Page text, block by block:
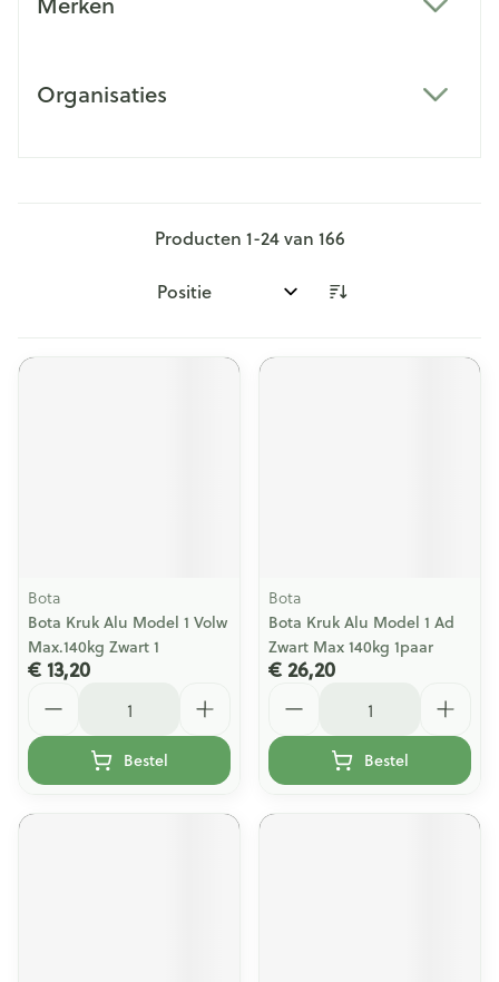
Organisaties
Producten 1-24van 166
Sorteer op:
Bota
Bota Kruk Alu Model 1 Volw
Max.140kg Zwart 1
€ 13,20
Bestel
Bota
Bota Kruk Alu Model 1 Ad
Zwart Max 140kg 1paar
€ 26,20
Bestel